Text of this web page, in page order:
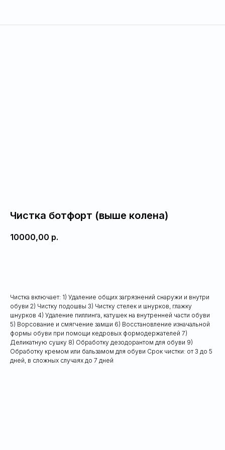
Чистка ботфорт (выше колена)
10000,00 р.
Чистка включает: 1) Удаление общих загрязнений снаружи и внутри
обуви 2) Чистку подошвы 3) Чистку стелек и шнурков, глажку
шнурков 4) Удаление пиллинга, катушек на внутренней части обуви
5) Ворсование и смягчение замши 6) Восстановление изначальной
формы обуви при помощи кедровых формодержателей 7)
Деликатную сушку 8) Обработку дезодорантом для обуви 9)
Обработку кремом или бальзамом для обуви Срок чистки: от 3 до 5
дней, в сложных случаях до 7 дней